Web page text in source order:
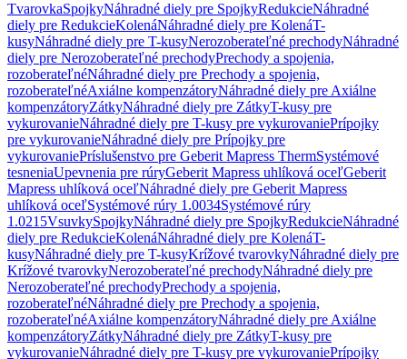
TvarovkaSpojkyNáhradné diely pre SpojkyRedukcieNáhradné
diely pre RedukcieKolenáNáhradné diely pre KolenáT-
kusyNáhradné diely pre T-kusyNerozoberateľné prechodyNáhradné
diely pre Nerozoberateľné prechodyPrechody a spojenia,
rozoberateľnéNáhradné diely pre Prechody a spojenia,
rozoberateľnéAxiálne kompenzátoryNáhradné diely pre Axiálne
kompenzátoryZátkyNáhradné diely pre ZátkyT-kusy pre
vykurovanieNáhradné diely pre T-kusy pre vykurovaniePrípojky
pre vykurovanieNáhradné diely pre Prípojky pre
vykurovaniePríslušenstvo pre Geberit Mapress ThermSystémové
tesneniaUpevnenia pre rúryGeberit Mapress uhlíková oceľGeberit
Mapress uhlíková oceľNáhradné diely pre Geberit Mapress
uhlíková oceľSystémové rúry 1.0034Systémové rúry
1.0215VsuvkySpojkyNáhradné diely pre SpojkyRedukcieNáhradné
diely pre RedukcieKolenáNáhradné diely pre KolenáT-
kusyNáhradné diely pre T-kusyKrížové tvarovkyNáhradné diely pre
Krížové tvarovkyNerozoberateľné prechodyNáhradné diely pre
Nerozoberateľné prechodyPrechody a spojenia,
rozoberateľnéNáhradné diely pre Prechody a spojenia,
rozoberateľnéAxiálne kompenzátoryNáhradné diely pre Axiálne
kompenzátoryZátkyNáhradné diely pre ZátkyT-kusy pre
vykurovanieNáhradné diely pre T-kusy pre vykurovaniePrípojky